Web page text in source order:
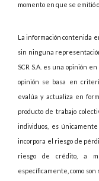
momento en que se emitió
La información contenida
sin ninguna
SCR S.A. es una opinión
opinión se basa en
evalúa y actualiza en
producto de trabajo
individuos, es
incorpora el riesgo de
riesgo de crédito, a
específicamente, como son